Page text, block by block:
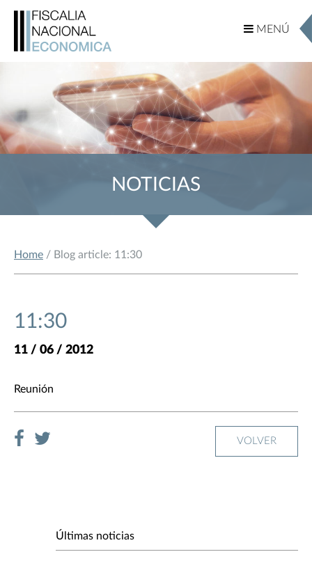
MENÚ
MENÚ
NOTICIAS
Home / Blog article: 11:30
11:30
11 / 06 / 2012
Reunión
VOLVER
Últimas noticias